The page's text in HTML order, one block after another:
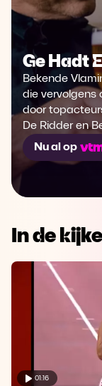
Ge Hadt
Bekende
die vervolgens
door
De Ridder en
Nu al op
In de
01:16